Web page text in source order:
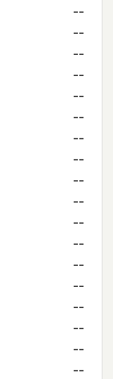
--
--
--
--
--
--
--
--
--
--
--
--
--
--
--
--
--
--